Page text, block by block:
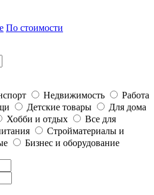
По стоимости
Недвижимость
Работа
Детские товары
Для дома
Хобби и отдых
Все для
Стройматериалы и
Бизнес и оборудование